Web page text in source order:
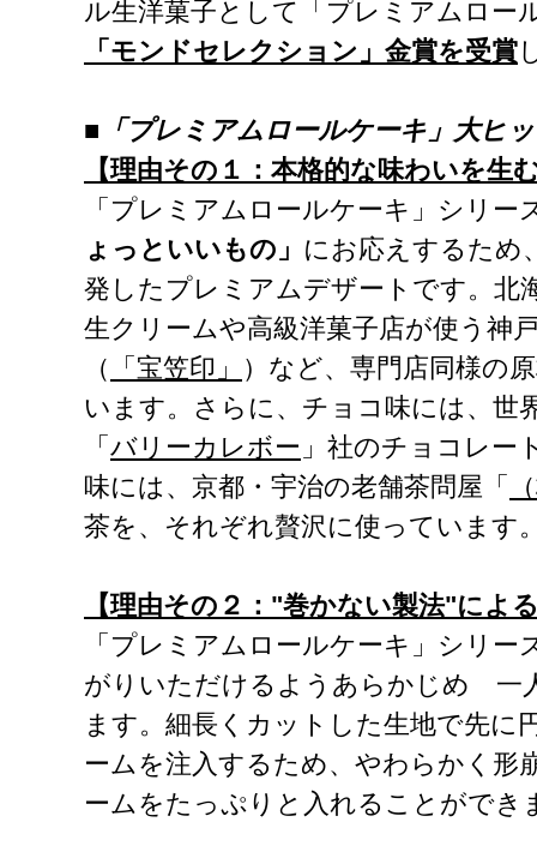
ル生洋菓子として「プレミアムロー
「モンドセレクション」金賞を受賞
■「プレミアムロールケーキ」大ヒ
【理由その１：本格的な味わいを生
「プレミアムロールケーキ」シリー
ょっといいもの」 にお応えするため
発したプレミアムデザートです。北
生クリームや高級洋菓子店が使う神
（
「宝笠印」
）など、専門店同様の
います。さらに、チョコ味には、世
「 バリーカレボー 」社のチョコレー
味には、京都・宇治の老舗茶問屋「
茶を、それぞれ贅沢に使っています
【理由その２："巻かない製法"によ
「プレミアムロールケーキ」シリー
がりいただけるようあらかじめ 一
ます。細長くカットした生地で先に
ームを注入するため、やわらかく形
ームをたっぷりと入れることができ